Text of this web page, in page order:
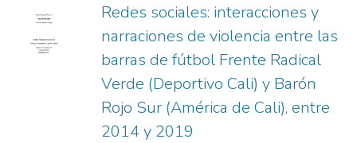
Redes sociales: interacciones y
narraciones de violencia entre las
barras de fútbol Frente Radical
Verde (Deportivo Cali) y Barón
Rojo Sur (América de Cali), entre
2014 y 2019